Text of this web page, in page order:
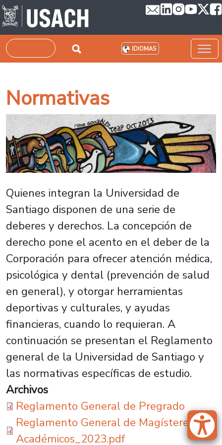
Pasar al contenido principal
Buscar IDIOMAS
Normativas
Quienes integran la Universidad de
Santiago disponen de una serie de
deberes y derechos. La concepción de
derecho pone el acento en el deber de la
Corporación para ofrecer atención médica,
psicológica y dental (prevención de salud
en general), y otorgar herramientas
deportivas y culturales, y ayudas
financieras, cuando lo requieran. A
continuación se presentan el Reglamento
general de la Universidad de Santiago y
las normativas específicas de estudio.
Archivos
Reglamento General de Pregrado
Reglamento General de Magísteres
Académicos_2023.pdf